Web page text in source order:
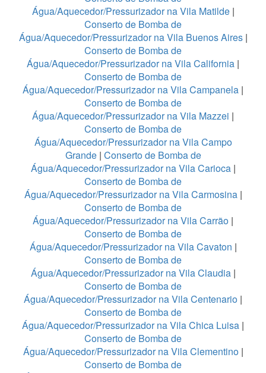
Água/Aquecedor/Pressurizador na Vila Matilde|
Conserto de Bomba de
Água/Aquecedor/Pressurizador na Vila Buenos Aires|
Conserto de Bomba de
Água/Aquecedor/Pressurizador na Vila California |
Conserto de Bomba de
Água/Aquecedor/Pressurizador na Vila Campanela |
Conserto de Bomba de
Água/Aquecedor/Pressurizador na Vila Mazzei |
Conserto de Bomba de
Água/Aquecedor/Pressurizador na Vila Campo
Grande| Conserto de Bomba de
Água/Aquecedor/Pressurizador na Vila Carioca|
Conserto de Bomba de
Água/Aquecedor/Pressurizador na Vila Carmosina|
Conserto de Bomba de
Água/Aquecedor/Pressurizador na Vila Carrão |
Conserto de Bomba de
Água/Aquecedor/Pressurizador na Vila Cavaton |
Conserto de Bomba de
Água/Aquecedor/Pressurizador na Vila Claudia|
Conserto de Bomba de
Água/Aquecedor/Pressurizador na Vila Centenario |
Conserto de Bomba de
Água/Aquecedor/Pressurizador na Vila Chica Luisa |
Conserto de Bomba de
Água/Aquecedor/Pressurizador na Vila Clementino|
Conserto de Bomba de